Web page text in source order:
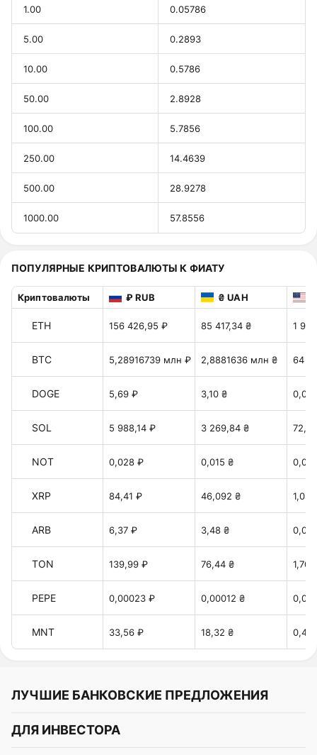
1.00 0.05786
5.00 0.2893
10.00 0.5786
50.00 2.8928
100.00 5.7856
250.00 14.4639
500.00 28.9278
1000.00 57.8556
ПОПУЛЯРНЫЕ КРИПТОВАЛЮТЫ К ФИАТУ
Криптовалюты ₽ RUB ₴ UAH
ETH 156 426,95 ₽ 85 417,34 ₴ 1
BTC 5,28916739 млн ₽ 2,8881636 млн ₴ 64
DOGE 5,69 ₽ 3,10 ₴
SOL 5 988,14 ₽ 3 269,84 ₴
NOT 0,028 ₽ 0,015 ₴
XRP 84,41 ₽ 46,092 ₴
ARB 6,37 ₽ 3,48 ₴
TON 139,99 ₽ 76,44 ₴ 1,70
PEPE 0,00023 ₽ 0,00012 ₴
MNT 33,56 ₽ 18,32 ₴ 0,40
ЛУЧШИЕ БАНКОВСКИЕ ПРЕДЛОЖЕНИЯ
Альфа-Банк
ДЛЯ ИНВЕСТОРА